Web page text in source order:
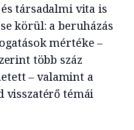
társadalmi vita is
körül: a beruházás
mértéke –
több száz
– valamint a
visszatérő témái